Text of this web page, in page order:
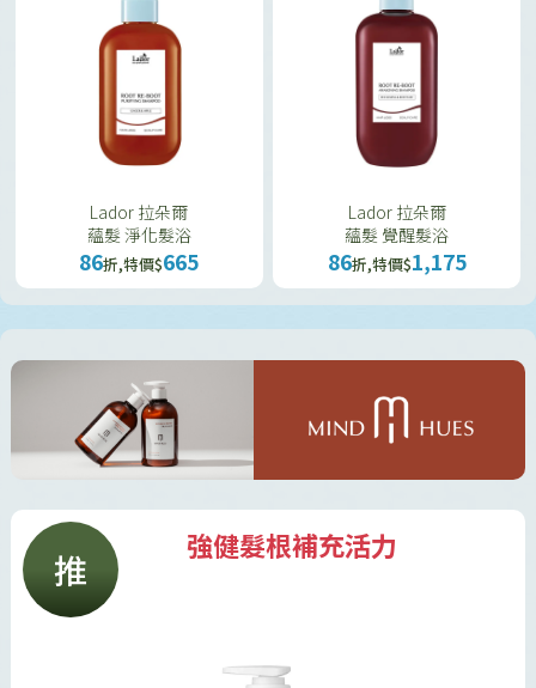
Lador 拉朵爾
蘊髮 淨化髮浴
86折,特價$665
Lador 拉朵爾
蘊髮 覺醒髮浴
86折,特價$1,175
強健髮根補充活力
推